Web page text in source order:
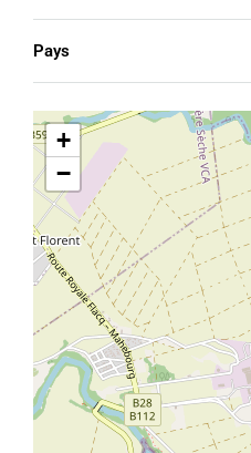
Pays
+
−